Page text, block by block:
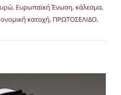
, Ευρωπαϊκή Ένωση, κάλεσμα,
κατοχή, ΠΡΩΤΟΣΕΛΙΔΟ,